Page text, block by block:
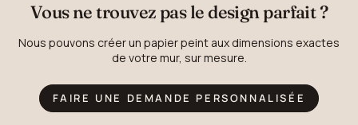
Vous ne trouvez pas le design parfait ?
Nous pouvons créer un papier peint aux dimensions exactes
de votre mur, sur mesure.
FAIRE UNE DEMANDE PERSONNALISÉE